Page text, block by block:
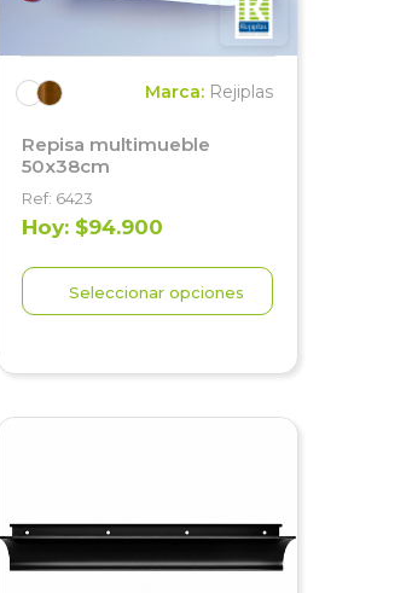
Marca: Rejiplas
Repisa multimueble
50x38cm
Ref: 6423
Hoy: $94.900
Seleccionar opciones